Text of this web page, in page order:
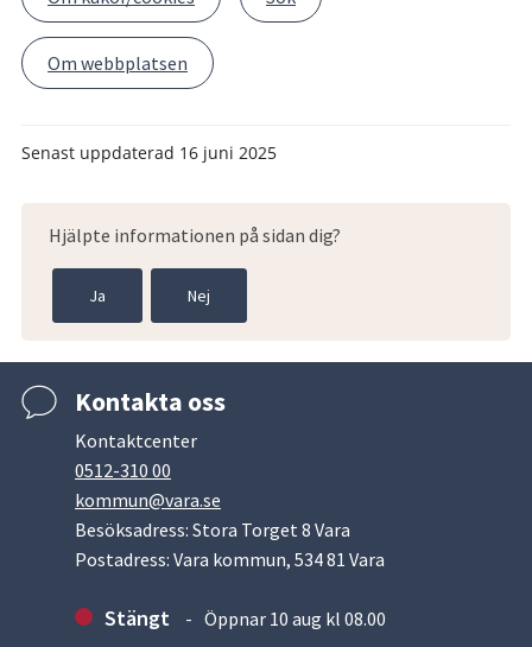
Om webbplatsen
Senast uppdaterad 16 juni 2025
Hjälpte informationen på sidan dig?
Ja Nej
Kontakta oss
Kontaktcenter
0512-310 00
kommun@vara.se
Besöksadress: Stora Torget 8 Vara
Postadress: Vara kommun, 534 81 Vara
Stängt Öppnar 10 aug kl 08.00